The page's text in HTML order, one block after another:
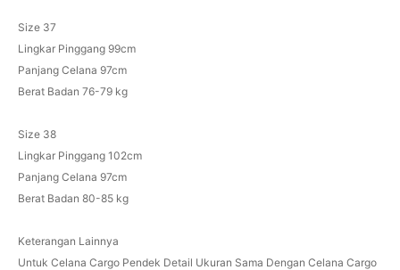
Size 37
Lingkar Pinggang 99cm
Panjang Celana 97cm
Berat Badan 76-79 kg
Size 38
Lingkar Pinggang 102cm
Panjang Celana 97cm
Berat Badan 80-85 kg
Keterangan Lainnya
Untuk Celana Cargo Pendek Detail Ukuran Sama Dengan Celana Cargo